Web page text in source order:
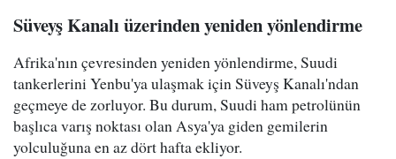
Süveyş Kanalı üzerinden yeniden yönlendirme
Afrika'nın çevresinden yeniden yönlendirme, Suudi
tankerlerini Yenbu'ya ulaşmak için Süveyş Kanalı'ndan
geçmeye de zorluyor. Bu durum, Suudi ham petrolünün
başlıca varış noktası olan Asya'ya giden gemilerin
yolculuğuna en az dört hafta ekliyor.